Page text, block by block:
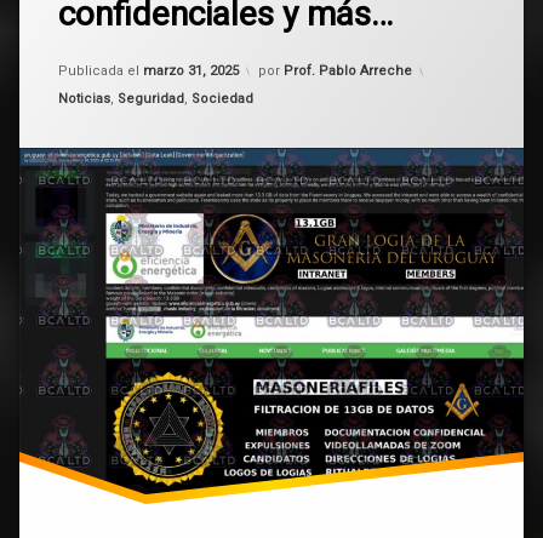
confidenciales y más…
Publicada el marzo 31, 2025
Actualizado el
por Prof. Pablo Arreche
Categorías:
Noticias Seguridad Sociedad
13GB
información:
personales,
de
Zoom,
documentos
confidenciales
y
más…